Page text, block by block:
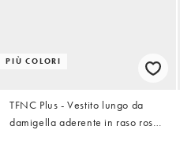
PIÙ COLORI
TFNC Plus - Vestito lungo da
damigella aderente in raso rosa